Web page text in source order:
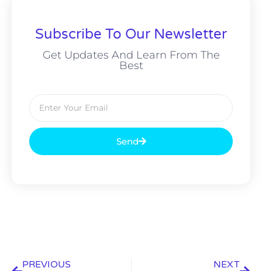
Subscribe To Our Newsletter
Get Updates And Learn From The
Best
Send
PREVIOUS NEXT